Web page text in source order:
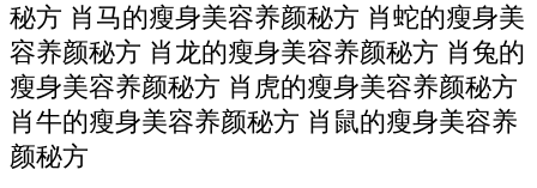
秘方 肖马的瘦身美容养颜秘方 肖蛇的瘦身美
容养颜秘方 肖龙的瘦身美容养颜秘方 肖兔的
瘦身美容养颜秘方 肖虎的瘦身美容养颜秘方
肖牛的瘦身美容养颜秘方 肖鼠的瘦身美容养
颜秘方